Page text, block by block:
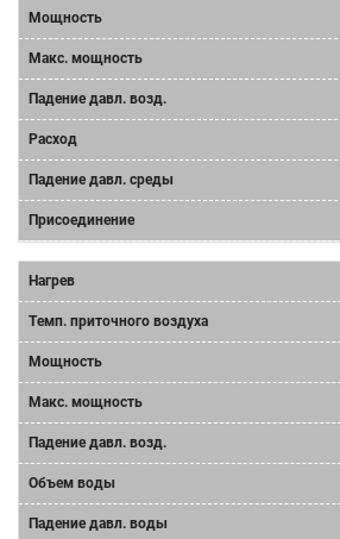
Мощность
Mакс. мощность
Падение давл. возд.
Расход
Падение давл. среды
Присоединение
Нагрев
Tемп. приточного воздуха
Мощность
Mакс. мощность
Падение давл. возд.
Объем воды
Падение давл. воды